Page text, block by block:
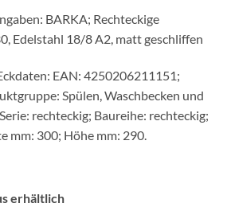
BARKA; Rechteckige
Edelstahl 18/8 A2, matt geschliffen
EAN: 4250206211151;
Spülen, Waschbecken und
rechteckig; Baureihe: rechteckig;
mm: 300; Höhe mm: 290.
erhältlich